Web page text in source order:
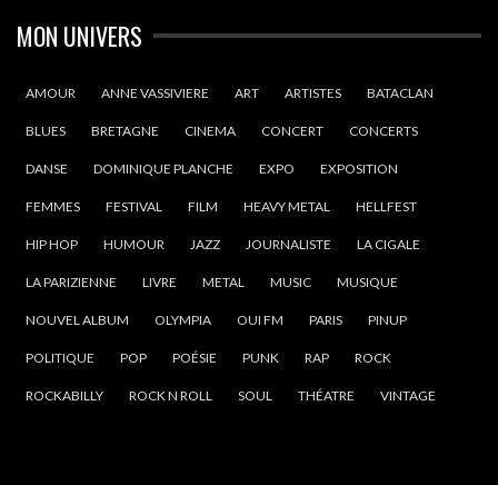
MON UNIVERS
AMOUR ANNE VASSIVIERE ART ARTISTES BATACLAN
BLUES BRETAGNE CINEMA CONCERT CONCERTS
DANSE DOMINIQUE PLANCHE EXPO EXPOSITION
FEMMES FESTIVAL FILM HEAVY METAL HELLFEST
HIP HOP HUMOUR JAZZ JOURNALISTE LA CIGALE
LA PARIZIENNE LIVRE METAL MUSIC MUSIQUE
NOUVEL ALBUM OLYMPIA OUI FM PARIS PINUP
POLITIQUE POP POÉSIE PUNK RAP ROCK
ROCKABILLY ROCK N ROLL SOUL THÉATRE VINTAGE